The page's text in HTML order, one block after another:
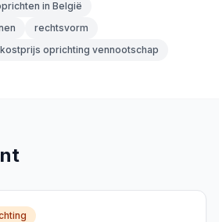
in België
rechtsvorm
kostprijs oprichting vennootschap